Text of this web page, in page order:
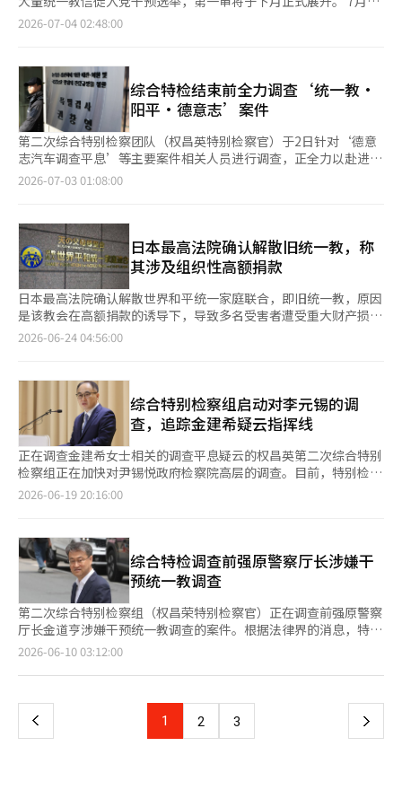
年6个月。 尹永浩因通过全成培向金女士提供了2个香奈儿包、格
拉夫钻石项链及天寿参浓缩液，并请求解决统一教相关事务而被起
提供了非法政治资金1亿韩元的指控也被列入公诉书。 尹永浩的职
务侵占指控在一审中部分被判无罪，但在二审中全部被推翻。二审
认为，无论在总统就职前后，以请求向总统配偶提供礼物为名使用
宗教团体资金的行为都构成职务侵占。大法院认为这一判断没有法
律误解，因此驳回了尹永浩的上诉。 关于韩学者统一教总裁的境
外赌博相关警方调查信息被获取并销毁证据的指控，因不属于特别
检察法的调查对象而被判决驳回。 当天，大法院认定统一教方面
的贿赂目的金品提供及全成培的介绍受贿罪成立，因此目前正在进
理中。金女士在二审中被判处有期徒刑4年、罚款5000万韩元及追
缴2094万韩元，随即提出上诉。 权议员也因从尹永浩处接受非法
政治资金1亿韩元而在二审中被判处有期徒刑2年，目前正在进行上
诉审。全成培与尹永浩的有罪判决已确定，金女士与权议员的案件
在下级法院的判决是否会维持备受关注。※ 本报道经人工智能
（AI）系统翻译与编辑。
1亿4400万韩元的指控。特别检察官还在起诉书中提到，通过建真
法师全成培向金建希赠送高价项链和香奈儿包等，涉及教团事务的
认为，韩总裁是与政治界接触、提供政治资金及赠送金建希礼物的
最终批准人。特别检察官通过尹前总部长的证词、扣押物品、统一
教相关人员的证言及会计资料等，证明了韩总裁与实务团队之间的
共谋关系。 然而，韩总裁方面则坚持认为这是尹前总部长的独断
行为，称韩总裁并未收到具体报告或批准任何非法行为，且缺乏直
接指示的客观证据。韩总裁在之前的庭审中也表示：“我没有给权
成栋1亿韩元”，并称“我没有送过金建希礼物”。他还指责尹前
总部长“制造了许多虚假事实”。 尹前总部长证词的可信度预计
实有韩总裁的指示，并表示统一教内的人事和财务等重大事项均需
向总裁报告并由其决定。韩总裁在与尹前总部长的法庭对质中反驳
道：“我有指示非法行为吗？” 此前，尹前总部长案件的一审法
庭提到韩总裁的批准，这也是一个变数。该法庭在今年1月对尹前
总部长判处1年2个月监禁时，认为他是在获得韩总裁的批准后实施
犯罪的。然而，这只是尹前总部长案件的判断，不能简单地推断在
韩总裁案件中得出相同结论。 预计对韩总裁的量刑将比尹前总部
长更重。特别检察官对尹前总部长请求了4年监禁，而一审判决为1
唆等多项指控。法律界部分人士甚至提到可能会请求8至12年的重
裁被认定批准了政治资金的提供和请托性金品的赠送，实刑判决的
可能性将增大。如果全部被认定有罪，可能面临4至7年的监禁。相
反，如果认为支持尹前总部长证词的客观证据不足，则可能会判定
部分无罪或判处2至4年的监禁，甚至有缓刑的可能性。 韩总裁因
健康恶化在保释状态下接受审判。法庭最近将其保释期限延长至本
判决将成为界定统一教政教勾结疑云法律责任范围的分水岭。※
本报道经人工智能（AI）系统翻译与编辑。
日，首尔中央地方法院刑事合议27部（主审法官：吴仁成）召开了
确定了后续审理日程。 根据刑事诉讼法，公判准备会议不要求被
告出席，因此包括金建熙在内的主要被告人当天未出现在法庭上。
法庭表示，将于下月14日开始第一次公判，并着手进行证据调查，
计划在最迟于12月11日进行结案公判。这一计划被解读为考虑到
金建熙特别检察法规定的“第一审判决期限为6个月”已过，因此
希望加快审理进度。预计最快将在今年12月内作出第一审判决。
金建熙女士被指控于2022年11月通过建真法师前氏向尹永浩前总
部长请求集体党员入党。民众检察官特别调查组（即金建熙特别检
为了选出亲尹派候选人而进行的组织性干预行为。 此外，特别检
察组怀疑金建熙与前氏共谋，承诺以统一教为代价，向政府提供支
持及为教团人事提供总选举比例代表的提名。韩总裁等统一教高层
因接受这一提议并共谋信徒强制入党，于去年11月被起诉。 在当
天的审理中，特别检察组与辩护律师就统一教信徒的集体入党是否
对全国代表大会结果产生了实质性影响展开了激烈辩论。 金建熙
的辩护律师表示：“当时当选的候选人金基贤与第二名候选人之间
的差距超过13万票，因此认为统一教信徒的入党对选举结果没有实
的入党人数已达3132人，准确的入党规模与选举干预的因果关系
将在后续审理中通过证据明确证明。” 特别检察组为证明指控，
申请了包括当时的统一教支部长在内的最多7名证人，其中包括国
民力量党金基贤议员夫妇和权成东议员。 特别检察组原本怀疑权
成东前议员曾试图支持其作为党代表，并计划在全国代表大会前后
传唤关键相关人士到庭作证。特别检察组已知悉国民力量党在汝矣
岛总部、庆南党部及党员名册管理公司等地进行了搜查，获取了相
关资料。 在金建熙的违反政党法审判进入正轨之际，此案的前期
将于9日对前氏因涉嫌违反特定犯罪加重处罚法及政治资金法而被
起诉的上诉进行判决。 同日下午2时，前总统尹锡悦因涉嫌妨碍高
位公职者犯罪调查处（公职处）逮捕而进行的上诉判决也将进行。
此前，特别检察组指控前氏在2022年4月至7月期间，接受统一教
方面的教团支持请求，并以此为代价收受价值8000万韩元的名牌
包和钻石项链，并将其交给金建熙。 前氏还被指控以要求统一集
团顾问职位为名收受3000万韩元，并以一般企业的税务调查或项
组请求的5年监禁更重，判处6年监禁，但第二审则因部分指控调
整，减刑至5年。第二审法庭当时严厉批评道：“被告在尹锡悦当
选总统后，利用与金建熙的私人关系，对国会议员和高位公职者施
2026-07-04 02:48:00
综合特检结束前全力调查‘统一教·
阳平·德意志’案件
第二次综合特别检察团队（权昌英特别检察官）于2日针对‘德意
志汽车调查平息’等主要案件相关人员进行调查，正全力以赴进行
最后阶段的调查。 特检于2日上午开始对与德意志汽车调查平息疑
相关案件时，被指控在没有充分调查金建希女士的情况下做出不起
诉决定。 具体而言，崔前部长在对金女士做出最终不起诉决定之
前，已预先设定无罪结论并修改事后报告，且被指控与金女士事先
协调答辩内容。出席当天在京畿道果川市的特检办公室的崔在勋前
部长表示：“我会好好解释。” 特检计划于3日以涉嫌伪造公文及
违反禁止请托法的协助罪，传唤前首尔中央检察院院长李昌洙进行
调查。 被指控为首尔·阳平高速公路路线变更疑云当事人的前国
土交通部第二次官白元国，也于当天下午接受调查。首尔·阳平高
道阳平郡阳西面变更为金女士家族拥有的土地所在的强相面。 当
时国土部在2021年通过初步可行性调查后，开始考虑终点变更。
相关疑云被提出后，时任国土部部长元喜龙宣布项目将被搁置。特
检怀疑担任过国土部第二次官的白前官因曾辅佐元前部长而与该疑
云有关。 特检还在继续调查与‘统一教远征赌博调查平息’相关
的疑云。该疑云的核心是警方在获得有关韩学者统一教总裁等领导
层远征赌博的线索后，未进行调查，且相关调查信息通过政治圈泄
露给统一教方面。 当天，特检对前统一教世界总部长尹永浩进行
是如何在警方中泄露，并传递给国民力量的权成东议员，最终流入
统一教的经过。 此外，特检预计将在24日调查期限到期之际，开
始对正在进行的案件进行证据收集。 ※ 本报道经人工智能（AI）
系统翻译与编辑。
2026-07-03 01:08:00
日本最高法院确认解散旧统一教，称
其涉及组织性高额捐款
日本最高法院确认解散世界和平统一家庭联合，即旧统一教，原因
是该教会在高额捐款的诱导下，导致多名受害者遭受重大财产损
失，法院认为其组织性参与了这一过程。这是日本首次基于民法的
驳回了该教会的特别上诉。此次裁定是四位法官一致通过的。 解
散命令自今年3月东京高等法院裁定后，已进入执行阶段。《朝日
新闻》报道称，法院指定的清算人已开始整理教会财产并向受害者
进行赔偿，最高法院的裁定使得清算程序不再中断。《日本经济新
闻》（日经）也指出，教会失去了维持宗教法人资格的可能性。
根据日本宗教法人法，法院可以在宗教法人明显违反法律并严重损
害公共福利的情况下下达解散命令。基于法律违规确认解散宗教法
人，之前仅发生在引发地铁沙林事件的奥姆真理教和公养料诈骗事
而此次则是首次以民法的不法行为作为解散命令的依据。 最高法
院指出，自1973年至2022年，教会信徒持续进行非法捐款诱导，
导致众多信徒遭受重大财产损失。《读卖新闻》报道，最高法院认
为，这种行为是在教会创始人等的方针下进行的，认为教会对此组
织性参与。此外，法院还认为教会未采取有效措施阻止不当捐款，
未来可能继续造成损害。 《朝日新闻》指出，东京地方法院承
认，自1980年代以来，捐款受害者超过1500人，损失金额约为
204亿日元。东京高等法院也指出，自2009年“合规声明”后，教
会的捐款收入目标几乎没有变化，2015年至2021年间，实际收入
面主张，解散命令违反了日本宪法第20条和第21条保障的信仰自
由和结社自由。日经报道称，教会方面表示，如果财产如礼拜和集
会设施被处置，员工被解雇，将无法继续组织层面的宗教活动。
2026-06-24 04:56:00
综合特别检察组启动对李元锡的调
查，追踪金建希疑云指挥线
正在调查金建希女士相关的调查平息疑云的权昌英第二次综合特别
检察组正在加快对尹锡悦政府检察院高层的调查。目前，特别检察
组正在对李昌洙前首尔中央检察厅检察长进行调查，并计划不久后
方面尚未回复出席与否。 特别检察组正在调查首尔中央检察厅在
处理金女士的德意志汽车股票操控疑云及迪奥包收受疑云时是否存
在外部压力。为此，特别检察组传唤李前总长，以确认当时检察院
高层接收到的报告及其决策过程。 李前总长于2024年5月就金女士
的名牌包收受疑云指示成立专案调查组。然而，同月检察高层人事
变动，导致大检察厅参谋及首尔中央检察厅指挥部被更换，检察内
部因此引发了所谓的“总长被绕过”争议。 特别检察组还关注到
金女士曾向前法务部长朴成宰询问调查进展的情况。特别检察组掌
握的资料显示，金女士曾向朴前部长发送信息，询问“我的调查进
察组预计将确认李前总长在当时的调查过程中是否受到法务部或总
统府等上级的指示或要求，以及金女士事件的处理是否按照正常的
2026-06-19 20:16:00
综合特检调查前强原警察厅长涉嫌干
预统一教调查
第二次综合特别检察组（权昌荣特别检察官）正在调查前强原警察
厅长金道亨涉嫌干预统一教调查的案件。根据法律界的消息，特检
组于当天下午以公职身份对金道亨进行调查，涉及泄露公务秘密等
外泄以及与国民力量议员权成东的关系等问题作出回应，便进入了
内的人员在美国拉斯维加斯赌场进行约600亿韩元赌博的线索后，
未进行调查，并将该线索泄露给权成东等人，从而干预了调查。特
2026-06-10 03:12:00
上
页
1 2 3 下